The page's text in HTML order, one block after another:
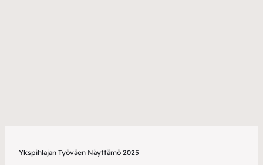
Ykspihlajan Työväen Näyttämö 2025